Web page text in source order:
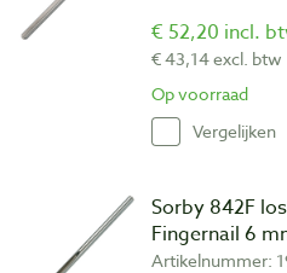
€ 52,20 incl.
€ 43,14 excl. btw
Op voorraad
Vergelijken
Sorby 842F
Fingernail 6
Artikelnummer: